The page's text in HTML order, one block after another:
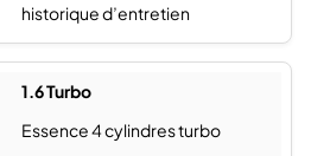
historique d’entretien
1.6 Turbo
Essence 4 cylindres turbo